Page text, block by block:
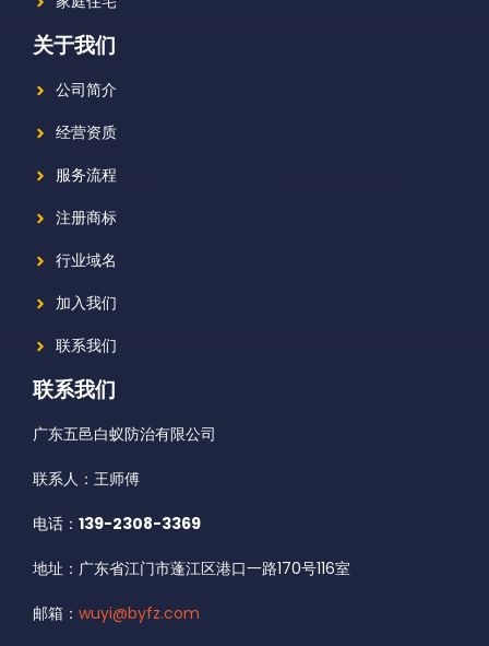
关于我们
公司简介
经营资质
服务流程
注册商标
行业域名
加入我们
联系我们
联系我们
广东五邑白蚁防治有限公司
联系人：王师傅
电话： 139-2308-3369
地址：广东省江门市蓬江区港口一路170号116室
邮箱： wuyi@byfz.com